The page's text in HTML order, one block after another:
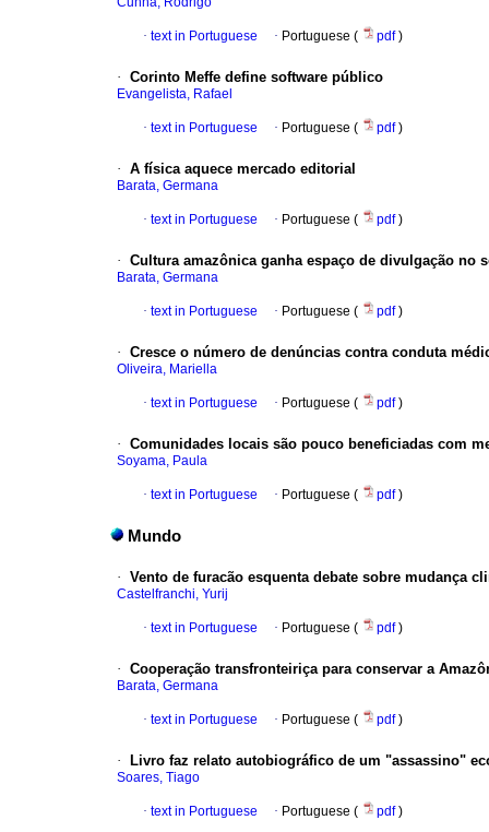
· text in Portuguese · Portuguese ( pdf)
· Corinto Meffe define software público
Evangelista, Rafael
· text in Portuguese · Portuguese ( pdf)
· A física aquece mercado editorial
Barata, Germana
· text in Portuguese · Portuguese ( pdf)
· Cultura amazônica ganha espaço de divulgação no
Barata, Germana
· text in Portuguese · Portuguese ( pdf)
· Cresce o número de denúncias contra conduta
Oliveira, Mariella
· text in Portuguese · Portuguese ( pdf)
· Comunidades locais são pouco beneficiadas com
Soyama, Paula
· text in Portuguese · Portuguese ( pdf)
Mundo
· Vento de furacão esquenta debate sobre mudança
Castelfranchi, Yurij
· text in Portuguese · Portuguese ( pdf)
· Cooperação transfronteiriça para conservar a
Barata, Germana
· text in Portuguese · Portuguese ( pdf)
· Livro faz relato autobiográfico de um "assassino"
Soares, Tiago
· text in Portuguese · Portuguese ( pdf)